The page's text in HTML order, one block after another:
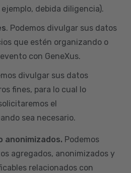
debida diligencia).
. Podemos divulgar sus datos
que estén organizando o
con GeneXus.
divulgar sus datos
fines, para lo cual lo
el
sea necesario.
anonimizados. Podemos
agregados, anonimizados y
relacionados con